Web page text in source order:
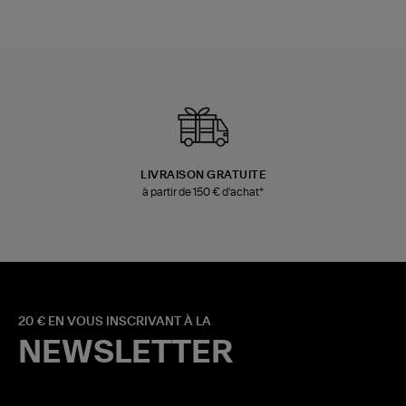
LIVRAISON GRATUITE
à partir de 150 € d'achat*
20 € EN VOUS INSCRIVANT À LA
NEWSLETTER